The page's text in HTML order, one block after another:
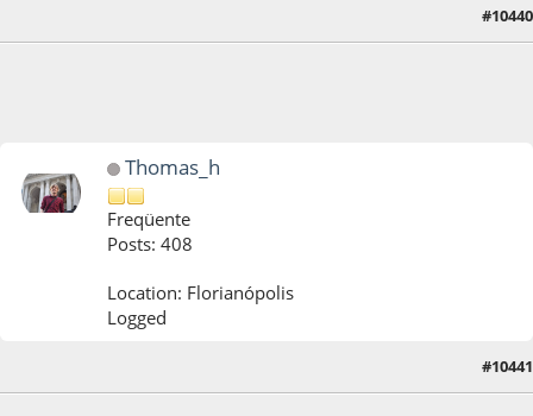
#10440
Thomas_h
Freqüente
Posts: 408
Location: Florianópolis
Logged
#10441